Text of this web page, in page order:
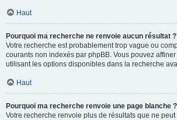
Haut
Pourquoi ma recherche ne renvoie aucun résultat ?
Votre recherche est probablement trop vague ou
courants non indexés par phpBB. Vous pouvez
utilisant les options disponibles dans la recherche
Haut
Pourquoi ma recherche renvoie une page blanche
Votre recherche renvoie plus de résultats que ne